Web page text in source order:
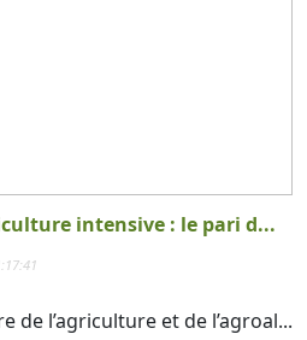
intensive : le pari d...
de l’agriculture et de l’agroal...